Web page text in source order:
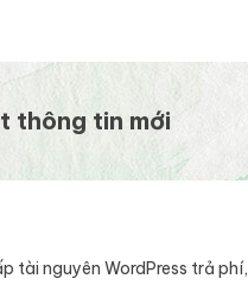
thông tin mới
tài nguyên WordPress trả